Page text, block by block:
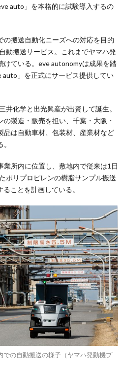
auto」を本格的に試験導入するの
の搬送自動化ニーズへの対応を目的
動搬送サービス。これまでヤマハ発
けている。eve autonomyは成果を踏
auto」を正式にサービス提供してい
井化学と出光興産が出資して誕生。
製造・販売を担い、千葉・大阪・
品は自動車材、包装材、産業材など
業所内に位置し、敷地内で従来は1日
ポリプロピレンの樹脂サンプル搬送
ことを計画している。
での自動搬送の様子（ヤマハ発動機プ